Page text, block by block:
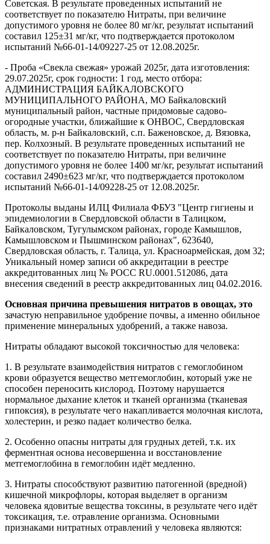
Советская. В результате проведенных испытаний не
соответствует по показателю Нитраты, при величине
допустимого уровня не более 80 мг/кг, результат испытаний
составил 125±31 мг/кг, что подтверждается протоколом
испытаний №66-01-14/09227-25 от 12.08.2025г.
- Проба «Свекла свежая» урожай 2025г, дата изготовления:
29.07.2025г, срок годности: 1 год, место отбора:
АДМИНИСТРАЦИЯ БАЙКАЛОВСКОГО
МУНИЦИПАЛЬНОГО РАЙОНА, МО Байкаловский
муниципальный район, частные придомовые садово-
огородные участки, ближайшие к ОНВОС, Свердловская
область, м. р-н Байкаловский, с.п. Баженовское, д. Вязовка,
пер. Колхозный. В результате проведенных испытаний не
соответствует по показателю Нитраты, при величине
допустимого уровня не более 1400 мг/кг, результат испытаний
составил 2490±623 мг/кг, что подтверждается протоколом
испытаний №66-01-14/09228-25 от 12.08.2025г.
Протоколы выданы ИЛЦ Филиала ФБУЗ "Центр гигиены и
эпидемиологии в Свердловской области в Талицком,
Байкаловском, Тугулымском районах, городе Камышлов,
Камышловском и Пышминском районах", 623640,
Свердловская область, г. Талица, ул. Красноармейская, дом 32;
Уникальный номер записи об аккредитации в реестре
аккредитованных лиц № РОСС RU.0001.512086, дата
внесения сведений в реестр аккредитованных лиц 04.02.2016.
Основная причина превышения нитратов в овощах, это
зачастую неправильное удобрение почвы, а именно обильное
применение минеральных удобрений, а также навоза.
Нитраты обладают высокой токсичностью для человека:
1. В результате взаимодействия нитратов с гемоглобином
крови образуется вещество метгемоглобин, который уже не
способен переносить кислород. Поэтому нарушается
нормальное дыхание клеток и тканей организма (тканевая
гипоксия), в результате чего накапливается молочная кислота,
холестерин, и резко падает количество белка.
2. Особенно опасны нитраты для грудных детей, т.к. их
ферментная основа несовершенна и восстановление
метгемоглобина в гемоглобин идёт медленно.
3. Нитраты способствуют развитию патогенной (вредной)
кишечной микрофлоры, которая выделяет в организм
человека ядовитые вещества токсины, в результате чего идёт
токсикация, т.е. отравление организма. Основными
признаками нитратных отравлений у человека являются: